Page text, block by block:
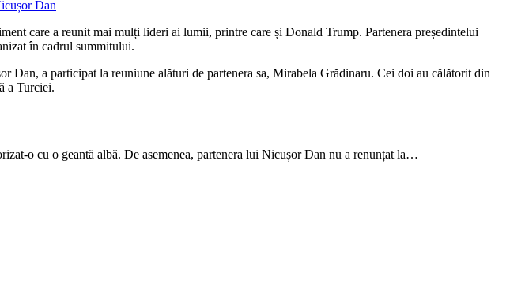
care a reunit mai mulți lideri ai lumii, printre care și Donald Trump. Partenera președintelui
în cadrul summitului.
a participat la reuniune alături de partenera sa, Mirabela Grădinaru. Cei doi au călătorit din
a Turciei.
o cu o geantă albă. De asemenea, partenera lui Nicușor Dan nu a renunțat la…